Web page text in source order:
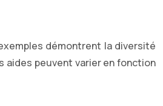
démontrent la diversité
peuvent varier en fonction